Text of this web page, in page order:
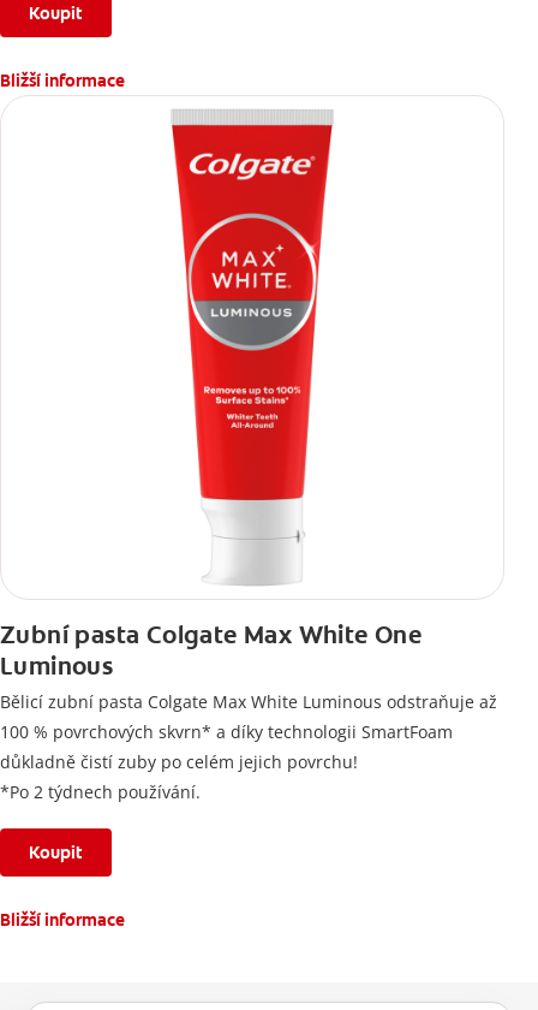
*Po 2 týdnech používání.
Koupit
Bližší informace
Zubní pasta Colgate Max White One
Luminous
Bělicí zubní pasta Colgate Max White Luminous odstraňuje až
100 % povrchových skvrn* a díky technologii SmartFoam
důkladně čistí zuby po celém jejich povrchu!
*Po 2 týdnech používání.
Koupit
Bližší informace